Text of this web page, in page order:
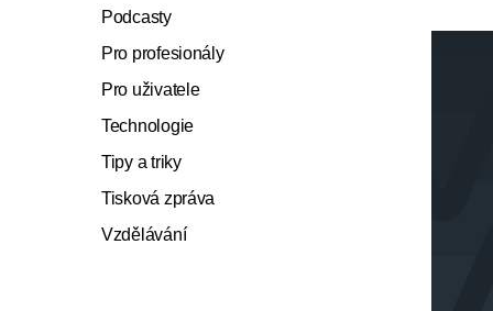
Podcasty
Pro profesionály
Pro uživatele
Technologie
Tipy a triky
Tisková zpráva
Vzdělávání